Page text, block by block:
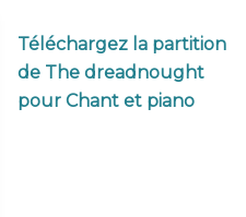
Téléchargez la partition
de The dreadnought
pour Chant et piano